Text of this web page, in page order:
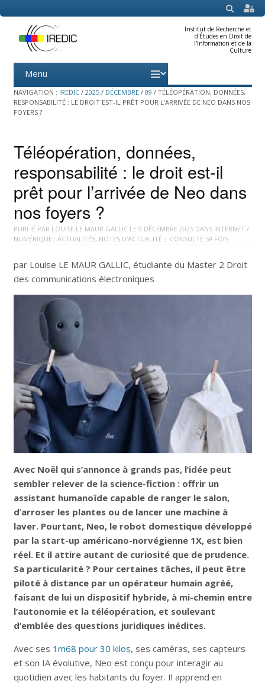
SEARCH
Institut de Recherche et
d'Études en Droit de
l'Information et de la
Culture
Menu
content
NAVIGATION : IREDIC / 2025 / DÉCEMBRE / 09 / TÉLÉOPÉRATION, DONNÉES,
RESPONSABILITÉ : LE DROIT EST-IL PRÊT POUR L’ARRIVÉE DE NEO DANS NOS
FOYERS ?
Téléopération, données,
responsabilité : le droit est-il
prêt pour l’arrivée de Neo dans
nos foyers ?
PUBLIÉ PAR LOUISE LE MAUR GALLICLE 9 DÉCEMBRE 2025DANS INTERNET /
NUMÉRIQUE : ACTUALITÉS, NOTES D'ACTUALITÉ | CONSULTÉ 59 FOIS
par Louise LE MAUR GALLIC, étudiante du Master 2 Droit
des communications électroniques
Avec Noël qui s’annonce à grands pas, l’idée peut
sembler relever de la science-fiction : offrir un
assistant humanoïde capable de ranger le salon,
d’arroser les plantes ou de lancer une machine à
laver. Pourtant, Neo, le robot domestique développé
par la start-up américano-norvégienne 1X, est bien
réel. Et il attire autant de curiosité que de prudence.
Sa particularité ? Pour certaines tâches, il peut être
piloté à distance par un opérateur humain agréé,
faisant de lui un dispositif hybride, à mi-chemin entre
l’autonomie et la téléopération, et soulevant
d’emblée des questions juridiques inédites.
Avec ses 1m68 pour 30 kilos, ses caméras, ses capteurs
et son IA évolutive, Neo est conçu pour interagir au
quotidien avec les habitants du foyer. Il apprend en